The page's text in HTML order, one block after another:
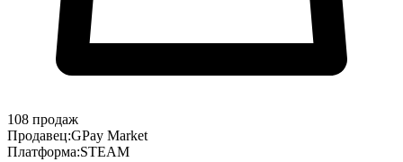
108 продаж
Продавец:GPay Market
Платформа:STEAM